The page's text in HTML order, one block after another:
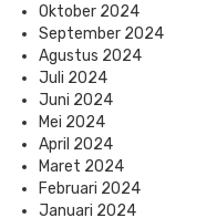
Oktober 2024
September 2024
Agustus 2024
Juli 2024
Juni 2024
Mei 2024
April 2024
Maret 2024
Februari 2024
Januari 2024